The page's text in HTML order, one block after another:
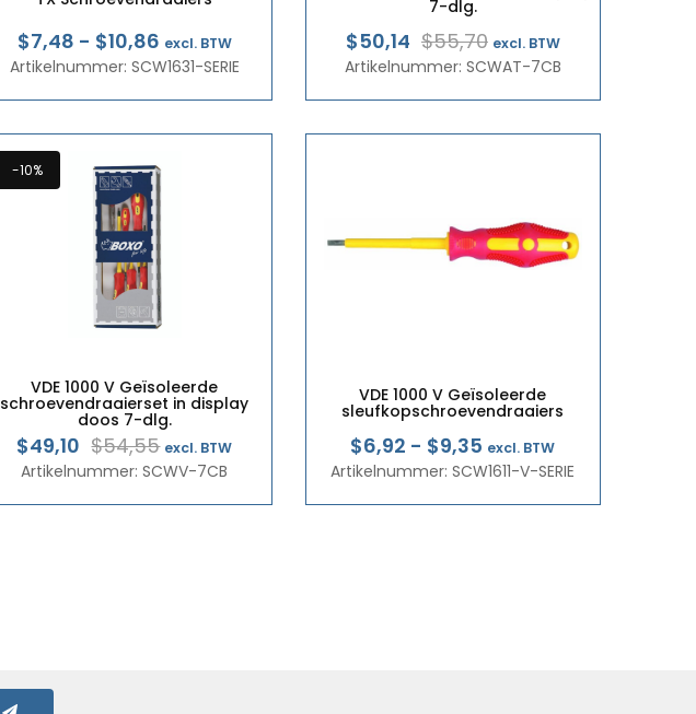
$7,48 - $10,86Prijsklasse:
€6,48
tot
€9,41
excl. BTW
Artikelnummer: SCW1631-SERIE
7-dlg.
$55,70 Oorspronkelijke
prijs
was:
€48,25.
$50,14
Huidige
prijs
is:
€43,43.
excl. BTW
Artikelnummer: SCWAT-7CB
-10%
VDE 1000 V Geïsoleerde
schroevendraaierset in display
doos 7-dlg.
$54,55Oorspronkelijke
prijs
was:
$49,10
Huidige
prijs
is:
excl. BTW
Artikelnummer: SCWV-7CB
VDE 1000 V Geïsoleerde
sleufkopschroevendraaiers
$6,92 - $9,35 Prijsklasse:
€5,99
tot
excl. BTW
Artikelnummer: SCW1611-V-SERIE